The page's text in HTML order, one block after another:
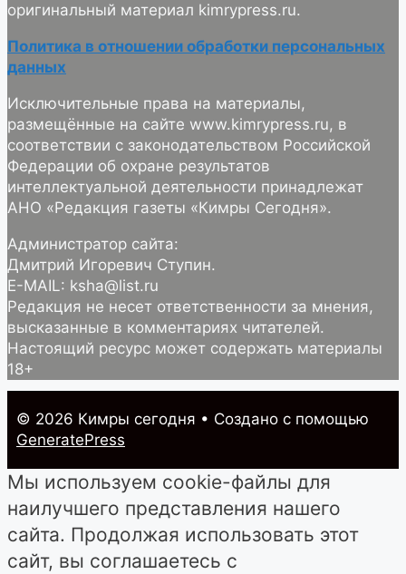
оригинальный материал kimrypress.ru.
Политика в отношении обработки персональных
данных
Исключительные права на материалы,
размещённые на сайте www.kimrypress.ru, в
соответствии с законодательством Российской
Федерации об охране результатов
интеллектуальной деятельности принадлежат
АНО «Редакция газеты «Кимры Сегодня».
Администратор сайта:
Дмитрий Игоревич Ступин.
E-MAIL: ksha@list.ru
Редакция не несет ответственности за мнения,
высказанные в комментариях читателей.
Настоящий ресурс может содержать материалы
18+
© 2026 Кимры cегодня • Создано с помощью
GeneratePress
Мы используем cookie-файлы для
наилучшего представления нашего
сайта. Продолжая использовать этот
сайт, вы соглашаетесь с